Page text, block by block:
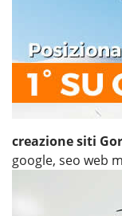
creazione siti
google, seo web